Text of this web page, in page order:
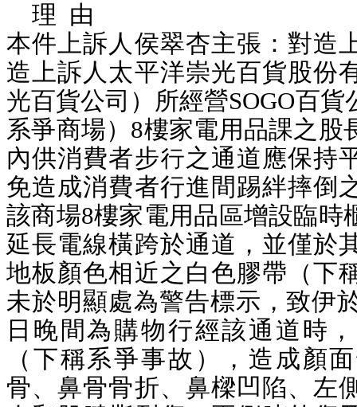
理 由
本件上訴人侯翠杏主張：對造
造上訴人太平洋崇光百貨股份
光百貨公司）所經營SOGO百
系爭商場）8樓家電用品課之股
內供消費者步行之通道應保持
免造成消費者行進間踢絆摔倒
該商場8樓家電用品區增設臨時
延長電線橫跨於通道，並僅於
地板顏色相近之白色膠帶（下
未於明顯處為警告標示，致伊
日晚間為購物行經該通道時
（下稱系爭事故），造成顏
骨、鼻骨骨折、鼻樑凹陷、左